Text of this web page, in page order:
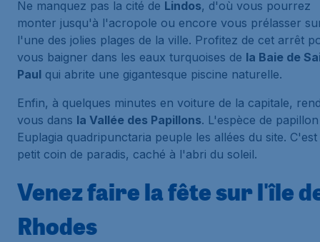
Ne manquez pas la cité de Lindos, d'où vous pourrez
monter jusqu'à l'acropole ou encore vous prélasser
l'une des jolies plages de la ville. Profitez de cet arrêt
vous baigner dans les eaux turquoises de la Baie de
Paul qui abrite une gigantesque piscine naturelle.
Enfin, à quelques minutes en voiture de la capitale,
vous dans la Vallée des Papillons. L'espèce de papillon
Euplagia quadripunctaria peuple les allées du site.
petit coin de paradis, caché à l'abri du soleil.
Venez faire la fête sur l'île
Rhodes